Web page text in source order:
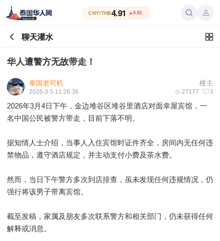
CNY/THB4.91 ▲0.01
聊天灌水
华人遭警方无故带走！
楼主
泰国老司机
27177 3
2026-3-5 11:26:36
2026年3月4日下午，金边堆谷区堆谷里酒店对面幸屋宾馆，一
名中国公民被警方带走，目前下落不明。
据知情人士介绍，当事人入住宾馆时证件齐全，房间内无任何违
禁物品，遵守酒店规定，并主动支付小费及茶水费。
然而，当日下午警方多次到店排查，虽未发现任何违规情况，仍
强行将该男子带离宾馆。
截至发稿，家属及朋友多次联系警方和相关部门，仍未获得任何
解释或消息。